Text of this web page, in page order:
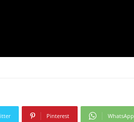
Pinterest WhatsApp